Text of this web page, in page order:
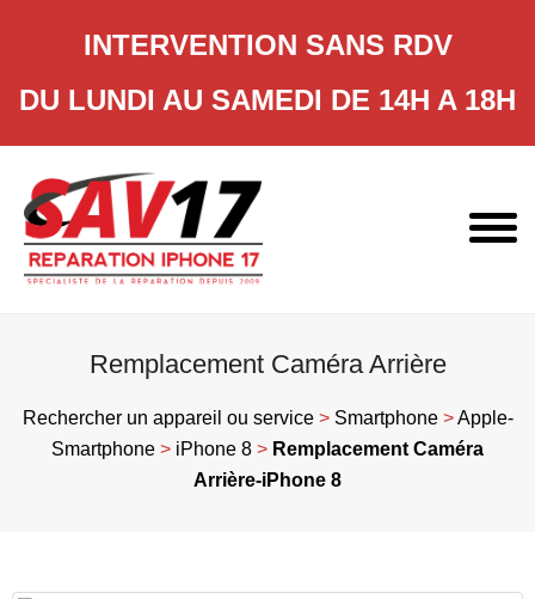
INTERVENTION SANS RDV
DU LUNDI AU SAMEDI DE 14H A 18H
content
Remplacement Caméra Arrière
Rechercher un appareil ou service> Smartphone>Apple-
Smartphone > iPhone 8 > Remplacement Caméra
Arrière-iPhone 8